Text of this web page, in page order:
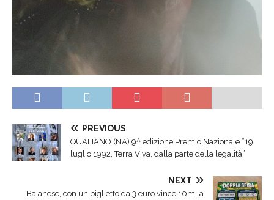
PREVIOUS
QUALIANO (NA) 9^ edizione Premio Nazionale “19
luglio 1992, Terra Viva, dalla parte della legalità”
NEXT
Baianese, con un biglietto da 3 euro vince 10mila